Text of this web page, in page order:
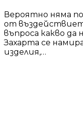
Вероятно няма
от
въпроса какво да
Захарта се
изделия,…